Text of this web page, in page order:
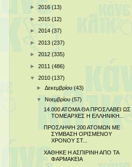
► 2016 (13)
► 2015 (12)
► 2014 (37)
► 2013 (237)
► 2012 (335)
► 2011 (486)
▼ 2010 (137)
►Δεκεμβρίου(43)
▼ Νοεμβρίου(57)
14.000 ΑΤΟΜΑ ΘΑ ΠΡΟΣΛΑΒΕΙ ΩΣ
ΤΟΜΕΑΡΧΕΣ Η ΕΛΛΗΝΙΚΗ...
ΠΡΟΣΛΗΨΗ 200 ΑΤΟΜΩΝ ΜΕ
ΣΥΜΒΑΣΗ ΟΡΙΣΜΕΝΟΥ
ΧΡΟΝΟΥ ΣΤ...
ΧΑΘΗΚΕ Η ΑΣΠΙΡΙΝΗ ΑΠΟ ΤΑ
ΦΑΡΜΑΚΕΙΑ